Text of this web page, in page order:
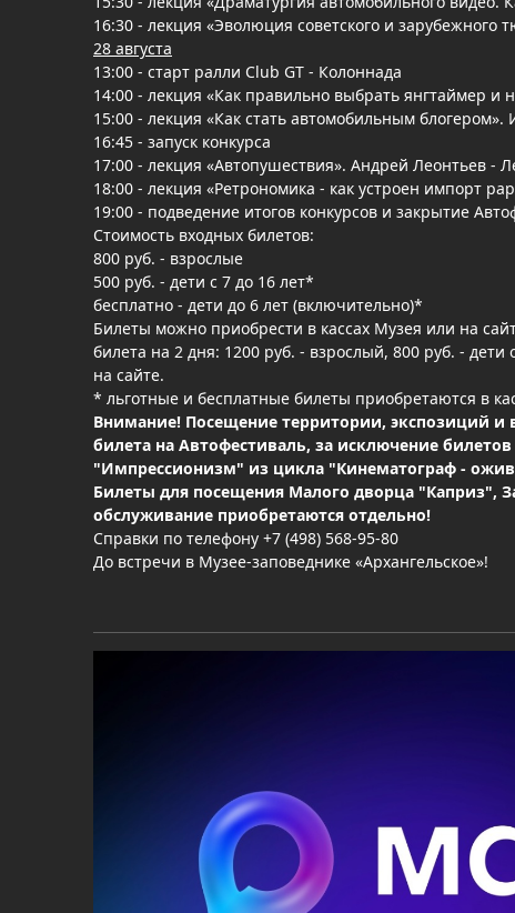
16:30 - лекция «Эволюция советского и зарубежного
28 августа
13:00 - старт ралли Club GT - Колоннада
14:00 - лекция «Как правильно выбрать янгтаймер и
15:00 - лекция «Как стать автомобильным
16:45 - запуск конкурса
17:00 - лекция «Автопушествия». Андрей Леонтьев -
18:00 - лекция «Ретрономика - как устроен импорт
19:00 - подведение итогов конкурсов и закрытие
Стоимость входных билетов:
800 руб. - взрослые
500 руб. - дети с 7 до 16 лет*
бесплатно - дети до 6 лет (включительно)*
Билеты можно приобрести в кассах Музея или на
билета на 2 дня: 1200 руб. - взрослый, 800 руб. -
на сайте.
* льготные и бесплатные билеты приобретаются в
Внимание! Посещение территории, экспозиций и
билета на Автофестиваль, за исключение
"Импрессионизм" из цикла "Кинематограф -
Билеты для посещения Малого дворца "Каприз",
обслуживание приобретаются отдельно!
Справки по телефону +7 (498) 568-95-80
До встречи в Музее-заповеднике «Архангельское»!